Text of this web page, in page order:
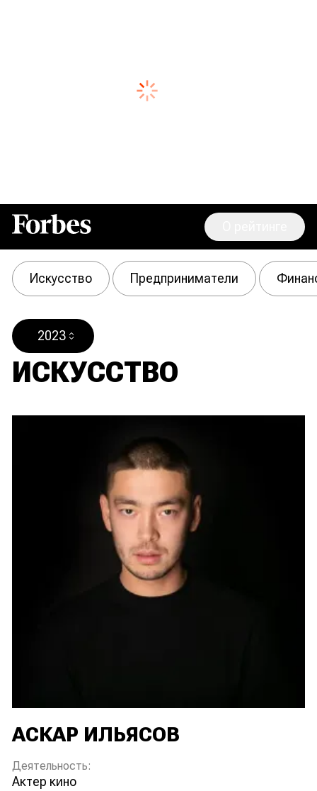
Искусство Предприниматели
ИСКУССТВО
АСКАР ИЛЬЯСОВ
Деятельность:
актер кино
2023